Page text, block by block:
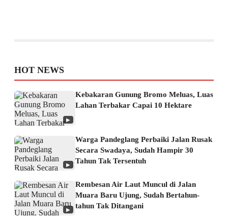
HOT NEWS
▶
Kebakaran Gunung Bromo Meluas, Luas
Lahan Terbakar Capai 10 Hektare
▶
Warga Pandeglang Perbaiki Jalan Rusak
Secara Swadaya, Sudah Hampir 30
Tahun Tak Tersentuh
▶
Rembesan Air Laut Muncul di Jalan
Muara Baru Ujung, Sudah Bertahun-
tahun Tak Ditangani